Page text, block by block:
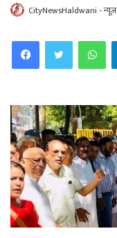
CityNewsHaldwani -